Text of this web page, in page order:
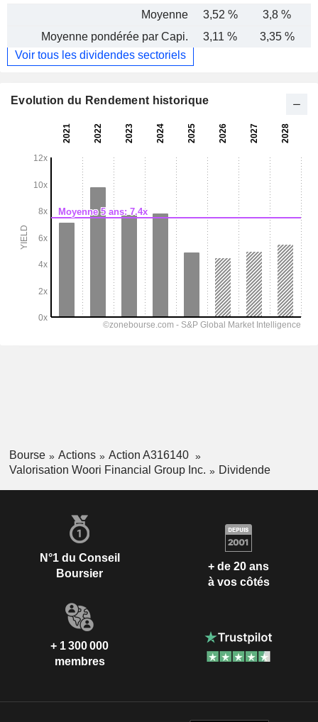
Moyenne
3,52 % 3,8 %
Moyenne pondérée par Capi.
3,11 % 3,35 %
Voir tous les dividendes sectoriels
Evolution du Rendement historique
Bourse Actions
Action A316140
Valorisation Woori Financial Group Inc.
Dividende
N°1 du Conseil
Boursier
+ de 20 ans
à vos côtés
+ 1 300 000
membres